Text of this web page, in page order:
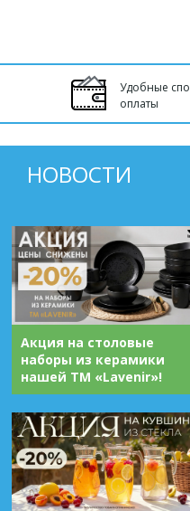
Удобные
оплаты
НОВОСТИ
Акция на столовые
наборы из керамики
нашей ТМ «Lavenir»!